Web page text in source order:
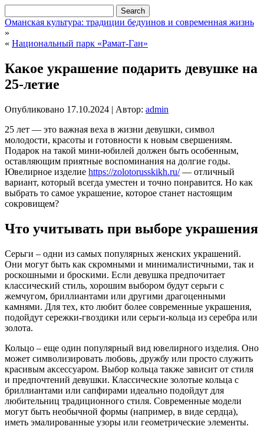
Оманская культура: традиции бедуинов и современная жизнь
»
« Национальный парк «Рамат-Ган»
Какое украшение подарить девушке на
25-летие
Опубликовано 17.10.2024 | Автор: admin
25 лет — это важная веха в жизни девушки, символ
молодости, красоты и готовности к новым свершениям.
Подарок на такой мини-юбилей должен быть особенным,
оставляющим приятные воспоминания на долгие годы.
Ювелирное изделие https://zolotorusskikh.ru/— отличный
вариант, который всегда уместен и точно понравится. Но как
выбрать то самое украшение, которое станет настоящим
сокровищем?
Что учитывать при выборе украшения
Серьги – одни из самых популярных женских украшений.
Они могут быть как скромными и минималистичными, так и
роскошными и броскими. Если девушка предпочитает
классический стиль, хорошим выбором будут серьги с
жемчугом, бриллиантами или другими драгоценными
камнями. Для тех, кто любит более современные украшения,
подойдут сережки-гвоздики или серьги-кольца из серебра или
золота.
Кольцо – еще один популярный вид ювелирного изделия. Оно
может символизировать любовь, дружбу или просто служить
красивым аксессуаром. Выбор кольца также зависит от стиля
и предпочтений девушки. Классические золотые кольца с
бриллиантами или сапфирами идеально подойдут для
любительниц традиционного стиля. Современные модели
могут быть необычной формы (например, в виде сердца),
иметь эмалированные узоры или геометрические элементы.